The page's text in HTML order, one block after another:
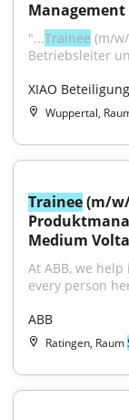
Management
"...Trainee (m/
Betriebsleiter
XIAO
Wuppertal,
Trainee (m/
Medium
At ABB, we
every person
ABB
Ratingen, Raum